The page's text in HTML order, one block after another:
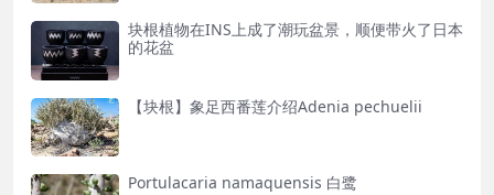
块根植物在INS上成了潮玩盆景，顺便带火了日本
的花盆
【块根】象足西番莲介绍Adenia pechuelii
Portulacaria namaquensis 白鹭